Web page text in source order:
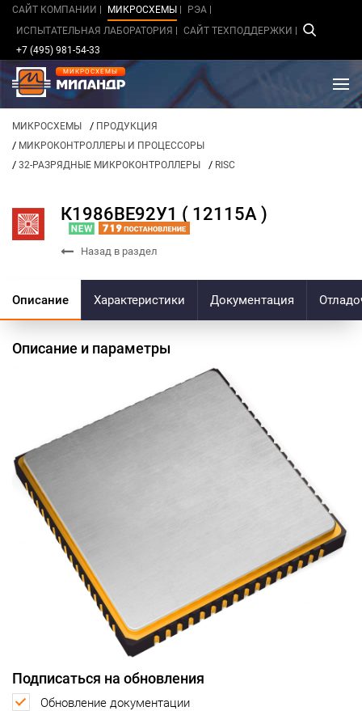
САЙТ КОМПАНИИ МИКРОСХЕМЫ
РЭА
ИСПЫТАТЕЛЬНАЯ ЛАБОРАТОРИЯ
САЙТ ТЕХПОДДЕРЖКИ
+7 (495) 981-54-33
МИКРОСХЕМЫ
МИКРОСХЕМЫ / ПРОДУКЦИЯ
/ МИКРОКОНТРОЛЛЕРЫ И ПРОЦЕССОРЫ
/ 32-РАЗРЯДНЫЕ МИКРОКОНТРОЛЛЕРЫ / RISC
К1986ВЕ92У1 ( 12115А )
Назад в раздел
Описание Характеристики Документация
Описание и параметры
Подписаться на обновления
Обновление документации